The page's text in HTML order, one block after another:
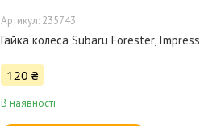
235743
Гайка колеса Subaru Forester,
120 ₴
В наявності